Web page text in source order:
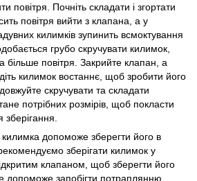
повітря. Почніть складати і згортати
повітря вийти з клапана, а у
килимків зупинить всмоктування
грубо скручувати килимок,
більше повітря. Закрийте клапан, а
килимок востаннє, щоб зробити його
скручувати та складати
потрібних розмірів, щоб покласти
допоможе зберегти його в
зберігати килимок у
клапаном, щоб зберегти його
допоможе запобігти потраплянню